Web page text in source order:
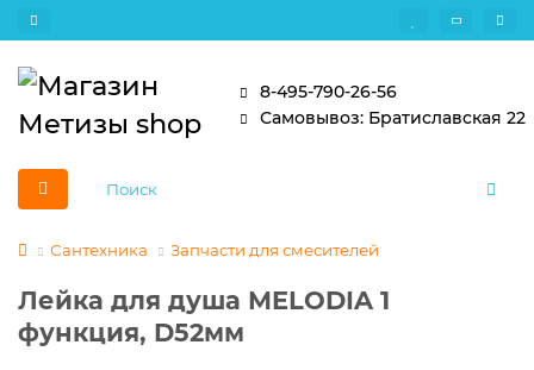
8-495-790-26-56
Самовывоз: Братиславская 22
Сантехника Запчасти для смесителей
Лейка для душа MELODIA 1
функция, D52мм